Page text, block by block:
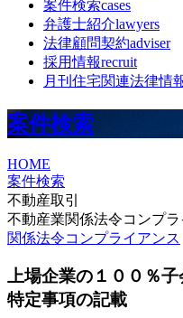
案件検索cases
弁護士紹介lawyers
法律顧問契約adviser
採用情報recruit
月刊住宅関連法律情
案件検索
HOME
案件検索
不動産取引
不動産業関係法令コンプラ
関係法令コンプライアンス
上場企業の１００％
特定事項の記載